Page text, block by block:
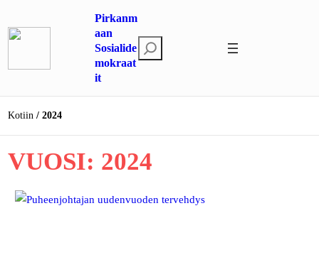
sisältöön
Pirkanm
aan
Sosialide
mokraat
it
t
i
Kotiin 2024
VUOSI: 2024